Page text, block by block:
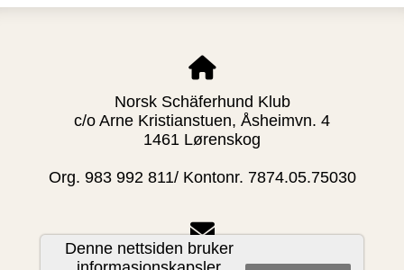
Norsk Schäferhund Klub
c/o Arne Kristianstuen, Åsheimvn. 4
1461 Lørenskog
Org. 983 992 811/ Kontonr. 7874.05.75030
post@nschk.no
Denne nettsiden bruker